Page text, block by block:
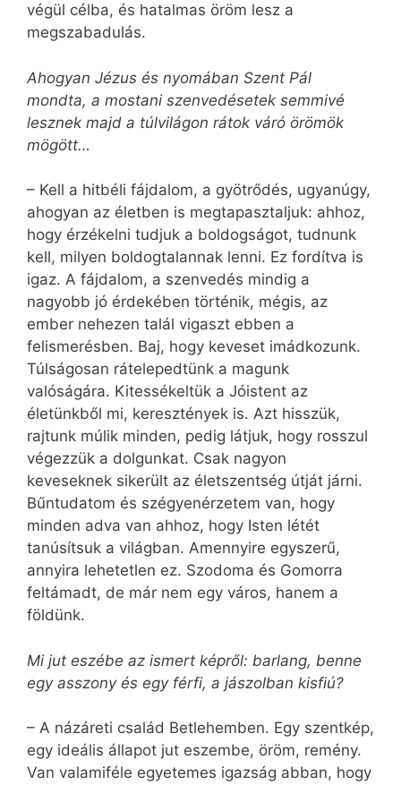
végül célba, és hatalmas öröm lesz a
megszabadulás.
Ahogyan Jézus és nyomában Szent Pál
mondta, a mostani szenvedésetek semmivé
lesznek majd a túlvilágon rátok váró örömök
mögött…
– Kell a hitbéli fájdalom, a gyötrődés, ugyanúgy,
ahogyan az életben is megtapasztaljuk: ahhoz,
hogy érzékelni tudjuk a boldogságot, tudnunk
kell, milyen boldogtalannak lenni. Ez fordítva is
igaz. A fájdalom, a szenvedés mindig a
nagyobb jó érdekében történik, mégis, az
ember nehezen talál vigaszt ebben a
felismerésben. Baj, hogy keveset imádkozunk.
Túlságosan rátelepedtünk a magunk
valóságára. Kitessékeltük a Jóistent az
életünkből mi, keresztények is. Azt hisszük,
rajtunk múlik minden, pedig látjuk, hogy rosszul
végezzük a dolgunkat. Csak nagyon
keveseknek sikerült az életszentség útját járni.
Bűntudatom és szégyenérzetem van, hogy
minden adva van ahhoz, hogy Isten létét
tanúsítsuk a világban. Amennyire egyszerű,
annyira lehetetlen ez. Szodoma és Gomorra
feltámadt, de már nem egy város, hanem a
földünk.
Mi jut eszébe az ismert képről: barlang, benne
egy asszony és egy férfi, a jászolban kisfiú?
– A názáreti család Betlehemben. Egy szentkép,
egy ideális állapot jut eszembe, öröm, remény.
Van valamiféle egyetemes igazság abban, hogy